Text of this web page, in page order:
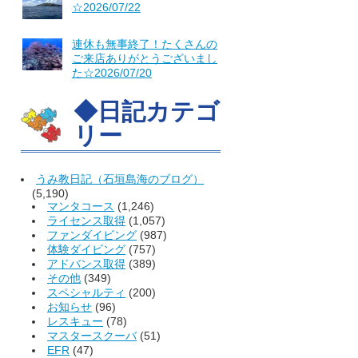
☆2026/07/22
連休も無事終了！たくさんの
ご来店ありがとうございまし
た☆2026/07/20
◆日記カテゴ
リー
うみ教日記（石垣島海のブログ）
(5,190)
マンタコース (1,246)
ライセンス取得 (1,057)
ファンダイビング (987)
体験ダイビング (757)
アドバンス取得 (389)
その他 (349)
スペシャルティ (200)
お知らせ (96)
レスキュー (78)
マスタースクーバ(51)
EFR (47)